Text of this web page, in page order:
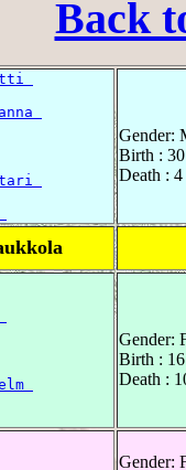
Back
Gender:
Birth :
Death :
Gender:
Birth :
Death :
Gender: